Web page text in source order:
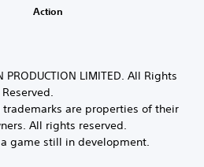
Action
LIMITED. All Rights
Reserved.
are properties of their
All rights reserved.
game still in development.